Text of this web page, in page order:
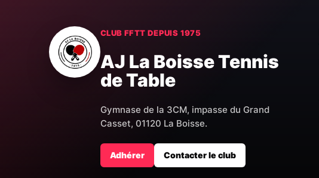
CLUB FFTT DEPUIS 1975
AJ La Boisse Tennis
de Table
Gymnase de la 3CM, impasse du Grand
Casset, 01120 La Boisse.
Adhérer Contacter le club